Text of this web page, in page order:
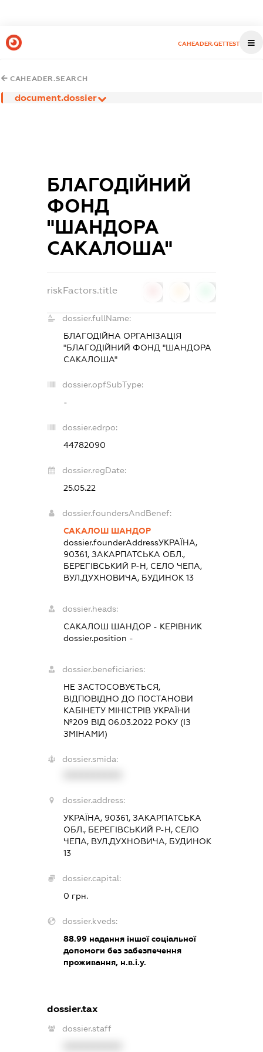
CAHEADER.GETTEST
CAHEADER.SEARCH
document.dossier
БЛАГОДІЙНИЙ
ФОНД
"ШАНДОРА
САКАЛОША"
riskFactors.title
dossier.fullName:
БЛАГОДІЙНА ОРГАНІЗАЦІЯ
"БЛАГОДІЙНИЙ ФОНД "ШАНДОРА
САКАЛОША"
dossier.opfSubType:
-
dossier.edrpo:
44782090
dossier.regDate:
25.05.22
dossier.foundersAndBenef:
САКАЛОШ ШАНДОР
dossier.founderAddressУКРАЇНА,
90361, ЗАКАРПАТСЬКА ОБЛ.,
БЕРЕГІВСЬКИЙ Р-Н, СЕЛО ЧЕПА,
ВУЛ.ДУХНОВИЧА, БУДИНОК 13
dossier.heads:
САКАЛОШ ШАНДОР- КЕРІВНИК
dossier.position -
dossier.beneficiaries:
НЕ ЗАСТОСОВУЄТЬСЯ,
ВІДПОВІДНО ДО ПОСТАНОВИ
КАБІНЕТУ МІНІСТРІВ УКРАЇНИ
№209 ВІД 06.03.2022 РОКУ (ІЗ
ЗМІНАМИ)
dossier.smida:
dossier.address:
УКРАЇНА, 90361, ЗАКАРПАТСЬКА
ОБЛ., БЕРЕГІВСЬКИЙ Р-Н, СЕЛО
ЧЕПА, ВУЛ.ДУХНОВИЧА, БУДИНОК
13
dossier.capital:
0 грн.
dossier.kveds:
88.99надання іншої соціальної
допомоги без забезпечення
проживання, н.в.і.у.
dossier.tax
dossier.staff